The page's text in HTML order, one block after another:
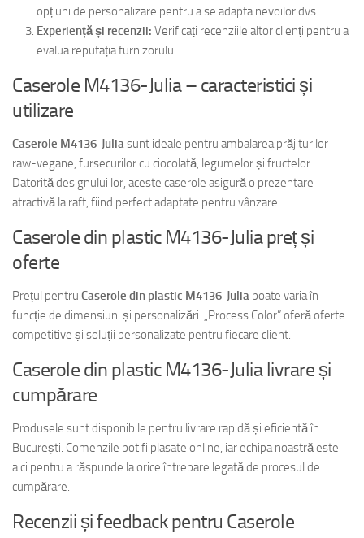
opțiuni de personalizare pentru a se adapta nevoilor dvs.
Experiență și recenzii: Verificați recenziile altor clienți pentru a
evalua reputația furnizorului.
Caserole M4136-Julia – caracteristici și
utilizare
Caserole M4136-Juliasunt ideale pentru ambalarea prăjiturilor
raw-vegane, fursecurilor cu ciocolată, legumelor și fructelor.
Datorită designului lor, aceste caserole asigură o prezentare
atractivă la raft, fiind perfect adaptate pentru vânzare.
Caserole din plastic M4136-Julia preț și
oferte
Prețul pentru Caserole din plastic M4136-Julia poate varia în
funcție de dimensiuni și personalizări. „Process Color” oferă oferte
competitive și soluții personalizate pentru fiecare client.
Caserole din plastic M4136-Julia livrare și
cumpărare
Produsele sunt disponibile pentru livrare rapidă și eficientă în
București. Comenzile pot fi plasate online, iar echipa noastră este
aici pentru a răspunde la orice întrebare legată de procesul de
cumpărare.
Recenzii și feedback pentru Caserole